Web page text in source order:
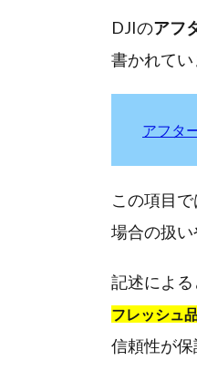
DJIのアフ
書かれてい
アフタ
この項目
場合の扱い
記述による
フレッシュ
信頼性が保